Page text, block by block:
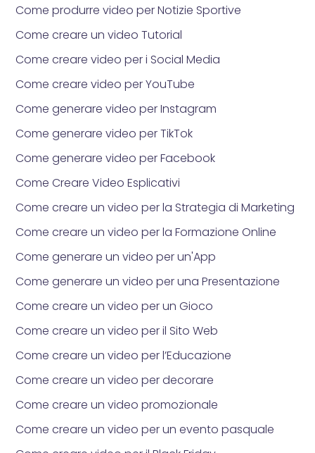
Come produrre video per Notizie Sportive
Come creare un video Tutorial
Come creare video per i Social Media
Come creare video per YouTube
Come generare video per Instagram
Come generare video per TikTok
Come generare video per Facebook
Come Creare Video Esplicativi
Come creare un video per la Strategia di Marketing
Come creare un video per la Formazione Online
Come generare un video per un'App
Come generare un video per una Presentazione
Come creare un video per un Gioco
Come creare un video per il Sito Web
Come creare un video per l’Educazione
Come creare un video per decorare
Come creare un video promozionale
Come creare un video per un evento pasquale